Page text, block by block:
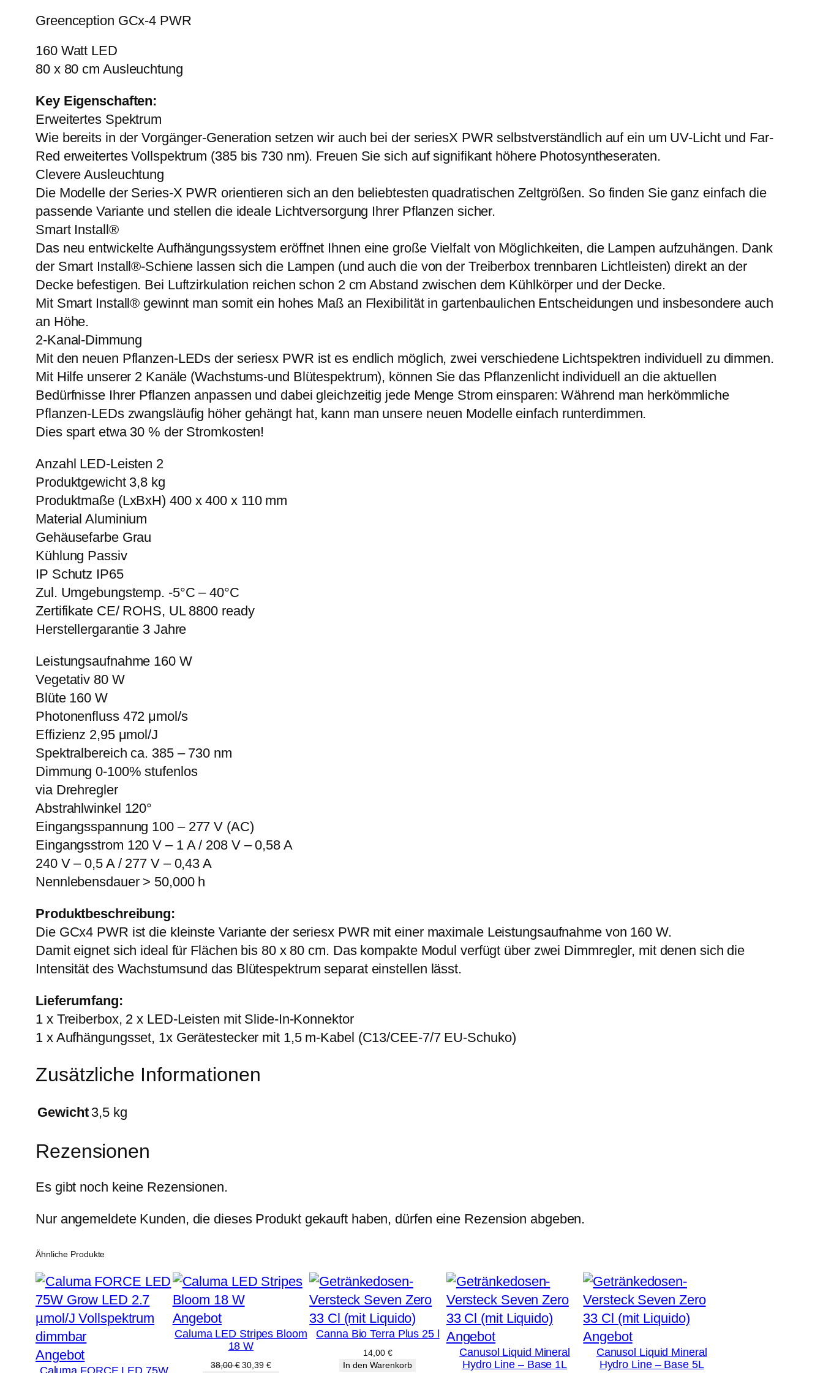
,
0
€
.
W
R
6
0
M
e
n
g
Greenception GCx-4 PWR
160 Watt LED
80 x 80 cm Ausleuchtung
Key Eigenschaften:
Erweitertes Spektrum
Wie bereits in der Vorgänger-Generation setzen wir auch bei der seriesX PWR selbstverständlich auf ein um UV-Licht und Far-
Red erweitertes Vollspektrum (385 bis 730 nm). Freuen Sie sich auf signifikant höhere Photosyntheseraten.
Clevere Ausleuchtung
Die Modelle der Series-X PWR orientieren sich an den beliebtesten quadratischen Zeltgrößen. So finden Sie ganz einfach die
passende Variante und stellen die ideale Lichtversorgung Ihrer Pflanzen sicher.
Smart Install®
Das neu entwickelte Aufhängungssystem eröffnet Ihnen eine große Vielfalt von Möglichkeiten, die Lampen aufzuhängen. Dank
der Smart Install®-Schiene lassen sich die Lampen (und auch die von der Treiberbox trennbaren Lichtleisten) direkt an der
Decke befestigen. Bei Luftzirkulation reichen schon 2 cm Abstand zwischen dem Kühlkörper und der Decke.
Mit Smart Install® gewinnt man somit ein hohes Maß an Flexibilität in gartenbaulichen Entscheidungen und insbesondere auch
an Höhe.
2-Kanal-Dimmung
Mit den neuen Pflanzen-LEDs der seriesx PWR ist es endlich möglich, zwei verschiedene Lichtspektren individuell zu dimmen.
Mit Hilfe unserer 2 Kanäle (Wachstums-und Blütespektrum), können Sie das Pflanzenlicht individuell an die aktuellen
Bedürfnisse Ihrer Pflanzen anpassen und dabei gleichzeitig jede Menge Strom einsparen: Während man herkömmliche
Pflanzen-LEDs zwangsläufig höher gehängt hat, kann man unsere neuen Modelle einfach runterdimmen.
Dies spart etwa 30 % der Stromkosten!
Anzahl LED-Leisten 2
Produktgewicht 3,8 kg
Produktmaße (LxBxH) 400 x 400 x 110 mm
Material Aluminium
Gehäusefarbe Grau
Kühlung Passiv
IP Schutz IP65
Zul. Umgebungstemp. -5°C – 40°C
Zertifikate CE/ ROHS, UL 8800 ready
Herstellergarantie 3 Jahre
Leistungsaufnahme 160 W
Vegetativ 80 W
Blüte 160 W
Photonenfluss 472 μmol/s
Effizienz 2,95 μmol/J
Spektralbereich ca. 385 – 730 nm
Dimmung 0-100% stufenlos
via Drehregler
Abstrahlwinkel 120°
Eingangsspannung 100 – 277 V (AC)
Eingangsstrom 120 V – 1 A / 208 V – 0,58 A
240 V – 0,5 A / 277 V – 0,43 A
Nennlebensdauer > 50,000 h
Produktbeschreibung:
Die GCx4 PWR ist die kleinste Variante der seriesx PWR mit einer maximale Leistungsaufnahme von 160 W.
Damit eignet sich ideal für Flächen bis 80 x 80 cm. Das kompakte Modul verfügt über zwei Dimmregler, mit denen sich die
Intensität des Wachstumsund das Blütespektrum separat einstellen lässt.
Lieferumfang:
1 x Treiberbox, 2 x LED-Leisten mit Slide-In-Konnektor
1 x Aufhängungsset, 1x Gerätestecker mit 1,5 m-Kabel (C13/CEE-7/7 EU-Schuko)
Zusätzliche Informationen
Gewicht 3,5 kg
Rezensionen
Es gibt noch keine Rezensionen.
Nur angemeldete Kunden, die dieses Produkt gekauft haben, dürfen eine Rezension abgeben.
Ähnliche Produkte
AngebotProdukt
AngebotProdukt
im
Angebot
Caluma LED Stripes Bloom
18 W
38,00€ Ursprünglicher
30,39 €Aktueller
Canna Bio Terra Plus 25 l
14,00 €
In den Warenkorb
AngebotProdukt
im
Canusol Liquid Mineral
Hydro Line – Base 1L
AngebotProdukt
im
Canusol Liquid Mineral
Hydro Line – Base 5L